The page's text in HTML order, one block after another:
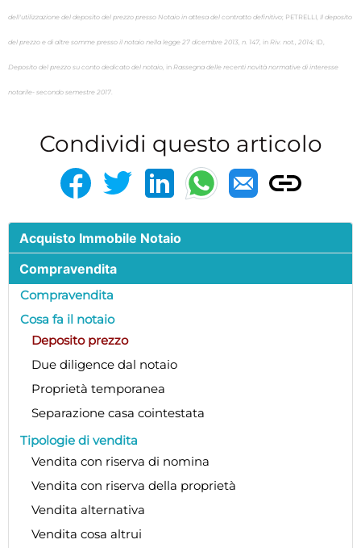
dell'utilizzazione del deposito del prezzo presso Notaio in attesa del contratto definitivo; PETRELLI, Il deposito
del prezzo e di altre somme presso il notaio nella legge 27 dicembre 2013, n. 147, in Riv. not., 2014; ID,
Deposito del prezzo su conto dedicato del notaio, in Rassegna delle recenti novità normative di interesse
notarile- secondo semestre 2017
Condividi questo articolo
Acquisto Immobile Notaio
Compravendita
Compravendita
Cosa fa il notaio
Deposito prezzo
Due diligence dal notaio
Proprietà temporanea
Separazione casa cointestata
Tipologie di vendita
Vendita con riserva di nomina
Vendita con riserva della proprietà
Vendita alternativa
Vendita cosa altrui